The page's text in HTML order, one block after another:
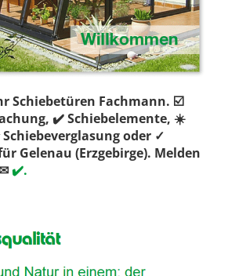
Schiebetüren Fachmann. ☑️
✔️ Schiebelemente, ☀️
oder ✓
Gelenau (Erzgebirge). Melden
✔️.